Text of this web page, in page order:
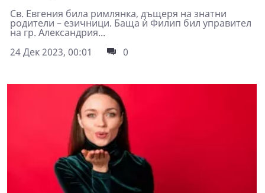
Св. Евгения била римлянка, дъщеря на знатни
родители – езичници. Баща ѝ Филип бил управител
на гр. Александрия...
24 Дек 2023, 00:01
0